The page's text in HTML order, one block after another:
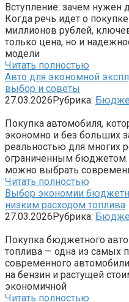
Вступление: зачем
Когда речь идет о
миллионов рублей,
только цена, но и
модели
Читать полностью
Авто для экономной
выбор и советы
27.03.2026Рубрика:
Покупка автомобиля,
экономно и без больших
реальностью для многих
ограниченным
можно выбрать
Читать полностью
Выбор экономии
низким расходом топлива
27.03.2026Рубрика:
Покупка бюджетного
топлива — одна из самых
современного
на бензин и растущей
экономичной
Читать полностью